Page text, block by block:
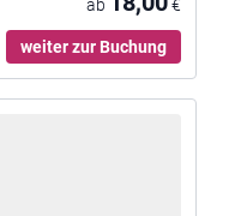
ab €
weiter zur Buchung